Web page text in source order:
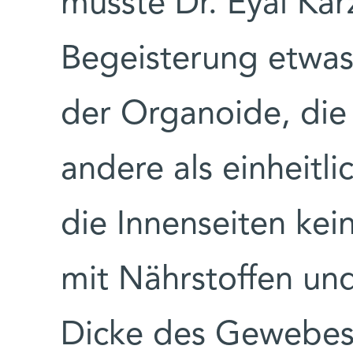
Begeisterung
der Organoide, die
andere als
die Innenseiten
mit Nährstoffen
Dicke des